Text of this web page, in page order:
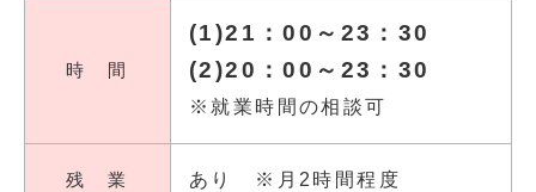
時 間
(1)21：00～23：30
(2)20：00～23：30
※就業時間の相談可
残 業 あり ※月2時間程度